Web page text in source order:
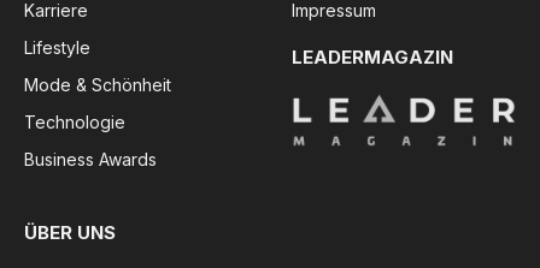
Karriere
Lifestyle
Mode & Schönheit
Technologie
Business Awards
Impressum
LEADERMAGAZIN
ÜBER UNS